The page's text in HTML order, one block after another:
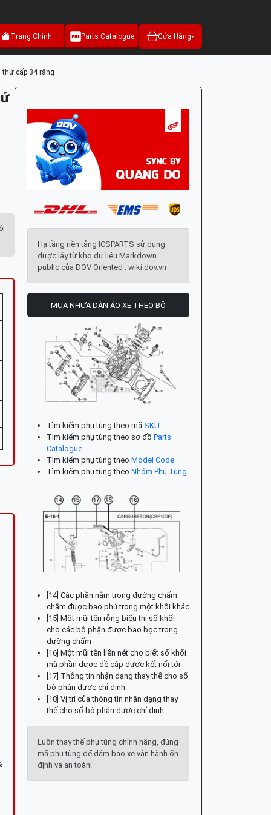
Trang Chính Parts Catalogue Cửa Hàng
thứ cấp 34 răng
Hạ tầng nền tảng ICSPARTS sử dụng
được lấy từ kho dữ liệu Markdown
public của DOV Oriented : wiki.dov.vn
MUA NHỰA DÀN ÁO XE THEO BỘ
Tìm kiếm phụ tùng theo mã SKU
Tìm kiếm phụ tùng theo sơ đồ Parts
Catalogue
Tìm kiếm phụ tùng theo Model Code
Tìm kiếm phụ tùng theo Nhóm Phụ Tùng
[14] Các phần nằm trong đường chấm
chấm được bao phủ trong một khối khác
[15] Một mũi tên rỗng biểu thị số khối
cho các bộ phận được bao bọc trong
đường chấm
[16] Một mũi tên liền nét cho biết số khối
mà phần được đề cập được kết nối tới
[17] Thông tin nhận dạng thay thế cho số
bộ phận được chỉ định
[18] Vị trí của thông tin nhận dạng thay
thế cho số bộ phận được chỉ định
Luôn thay thế phụ tùng chính hãng, đúng
mã phụ tùng để đảm bảo xe vận hành ổn
định và an toàn!